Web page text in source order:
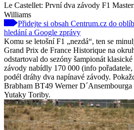
Le Castellet: První dva závody F1
Williams
Přidejte si obsah Centrum.cz do
hledání a Google zprávy
Komu se letošní F1 „nezdá“, ten se
Grand Prix de France Historique na
odstartoval do sezóny šampionát
závody nabídly 170 000 (info
podél dráhy dva napínavé závody.
Brabham BT49 Werner
Yutaky Toriby.